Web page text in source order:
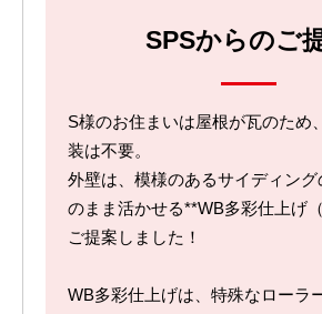
SPSからのご
S様のお住まいは屋根が瓦のため
装は不要。
外壁は、模様のあるサイディング
のまま活かせる**WB多彩仕上げ
ご提案しました！
WB多彩仕上げは、特殊なローラ